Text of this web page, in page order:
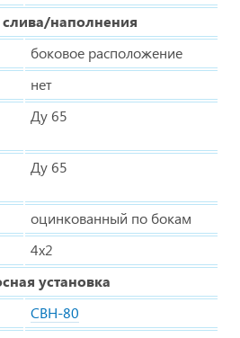
слива/наполнения
боковое расположение
нет
Ду 65
Ду 65
оцинкованный по бокам
4х2
установка
СВН-80